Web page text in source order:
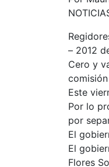
– 2012
Cero y
Este
Por lo
por
El
El
Flores